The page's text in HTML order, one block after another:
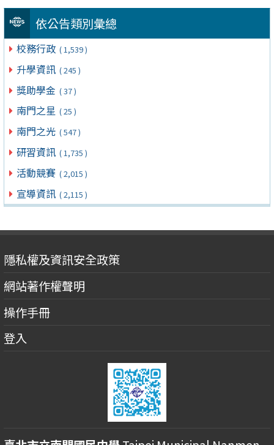
依公告類別彙總
校務行政 ( 1,539 )
升學資訊 ( 245 )
獎助學金 ( 37 )
南門之星 ( 25 )
南門之光 ( 547 )
研習資訊 ( 1,735 )
活動競賽 ( 2,015 )
宣導資訊 ( 2,115 )
隱私權及資訊安全政策
網站著作權聲明
操作手冊
登入